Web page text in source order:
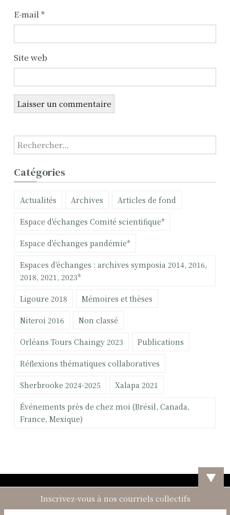
a
r
t
i
c
l
E-mail *
Site web
R
e
h
Catégories
Actualités Archives Articles de fond
Espace d'échanges Comité scientifique*
Espace d'échanges pandémie*
Espaces d'échanges : archives symposia 2014, 2016,
2018, 2021, 2023*
Ligoure 2018 Mémoires et thèses
Niteroi 2016 Non classé
Orléans Tours Chaingy 2023 Publications
Réflexions thématiques collaboratives
Sherbrooke 2024-2025 Xalapa 2021
Événements près de chez moi (Brésil, Canada,
France, Mexique)
▼
Inscrivez-vous à nos courriels collectifs